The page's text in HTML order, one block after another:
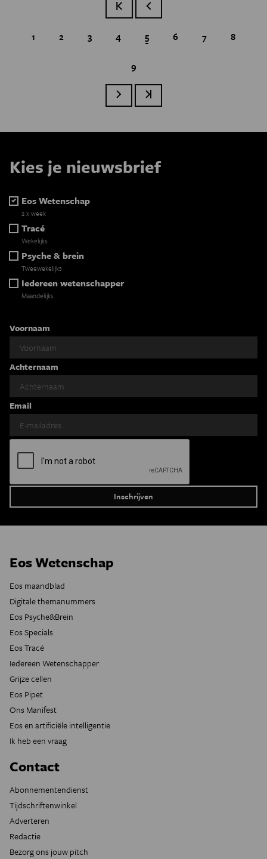
Paginatie
Eerste paginaVorige pagina
Page
1 Page
2 Page
3 Page
4 Huidige pagina
5 Page
6 Page
7 Page
8
Page
9
Volgende paginaLaatste pagina
Kies je nieuwsbrief
Eos Wetenschap
2 x week
Tracé
Wekelijks
Psyche & brein
Tweewekelijks
Iedereen wetenschapper
Maandelijks
Voornaam
Achternaam
Email
Eos Wetenschap
Eos maandblad
Digitale themanummers
Eos Psyche&Brein
Eos Specials
Eos Tracé
Iedereen Wetenschapper
Grijze cellen
Eos Pipet
Ons Manifest
Eos en artificiële intelligentie
Ik heb een vraag
Contact
Abonnementendienst
Tijdschriftenwinkel
Adverteren
Redactie
Bezorg ons jouw pitch